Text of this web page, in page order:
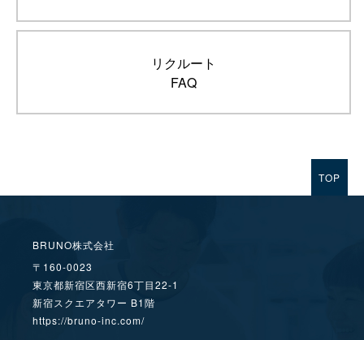
リクルート
FAQ
BRUNO株式会社
〒160-0023
東京都新宿区西新宿6丁目22-1
新宿スクエアタワー B1階
https://bruno-inc.com/
TOP